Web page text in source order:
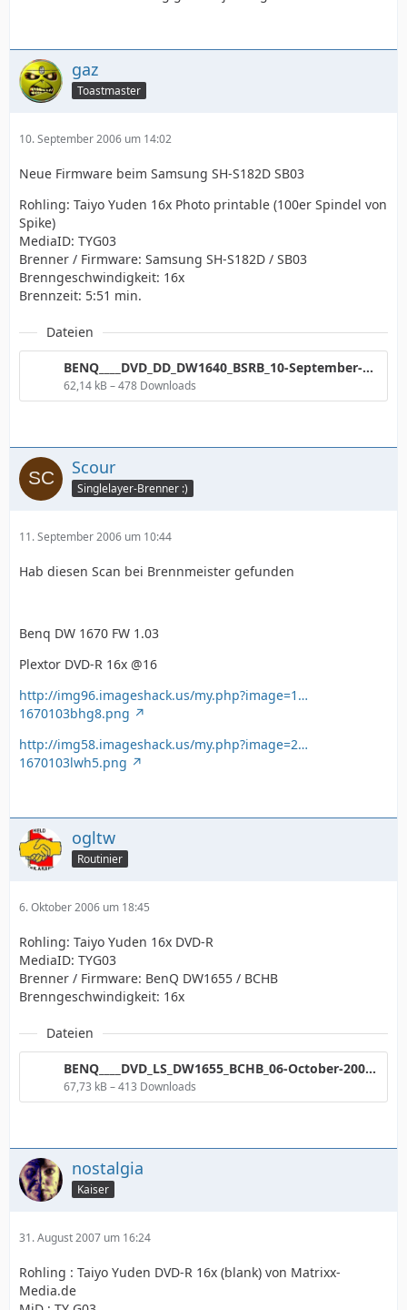
gaz
Toastmaster
10. September 2006 um 14:02
Neue Firmware beim Samsung SH-S182D SB03
Rohling: Taiyo Yuden 16x Photo printable (100er Spindel von
Spike)
MediaID: TYG03
Brenner / Firmware: Samsung SH-S182D / SB03
Brenngeschwindigkeit: 16x
Brennzeit: 5:51 min.
Dateien
BENQ____DVD_DD_DW1640_BSRB_10-September-2006_13_17.png
62,14 kB – 478 Downloads
Scour
Singlelayer-Brenner :)
11. September 2006 um 10:44
Hab diesen Scan bei Brennmeister gefunden
Benq DW 1670 FW 1.03
Plextor DVD-R 16x @16
http://img96.imageshack.us/my.php?image=1…
1670103bhg8.png
http://img58.imageshack.us/my.php?image=2…
1670103lwh5.png
ogltw
Routinier
6. Oktober 2006 um 18:45
Rohling: Taiyo Yuden 16x DVD-R
MediaID: TYG03
Brenner / Firmware: BenQ DW1655 / BCHB
Brenngeschwindigkeit: 16x
Dateien
BENQ____DVD_LS_DW1655_BCHB_06-October-2006_18_43.png
67,73 kB – 413 Downloads
nostalgia
Kaiser
31. August 2007 um 16:24
Rohling : Taiyo Yuden DVD-R 16x (blank) von Matrixx-
Media.de